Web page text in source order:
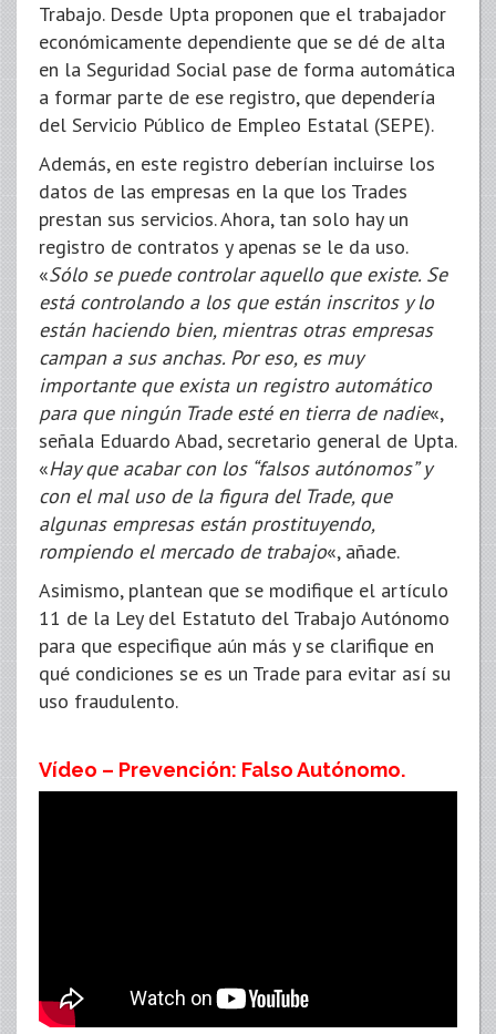
Trabajo. Desde Upta proponen que el trabajador
económicamente dependiente que se dé de alta
en la Seguridad Social pase de forma automática
a formar parte de ese registro, que dependería
del Servicio Público de Empleo Estatal (SEPE).
Además, en este registro deberían incluirse los
datos de las empresas en la que los Trades
prestan sus servicios. Ahora, tan solo hay un
registro de contratos y apenas se le da uso.
«Sólo se puede controlar aquello que existe. Se
está controlando a los que están inscritos y lo
están haciendo bien, mientras otras empresas
campan a sus anchas. Por eso, es muy
importante que exista un registro automático
para que ningún Trade esté en tierra de nadie«,
señala Eduardo Abad, secretario general de Upta.
«Hay que acabar con los “falsos autónomos” y
con el mal uso de la figura del Trade, que
algunas empresas están prostituyendo,
rompiendo el mercado de trabajo«, añade.
Asimismo, plantean que se modifique el artículo
11 de la Ley del Estatuto del Trabajo Autónomo
para que especifique aún más y se clarifique en
qué condiciones se es un Trade para evitar así su
uso fraudulento.
Vídeo – Prevención: Falso Autónomo.